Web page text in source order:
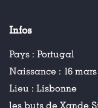
Infos
Pays : Portugal
Naissance : 16
Lieu : Lisbonne
les buts de Xande